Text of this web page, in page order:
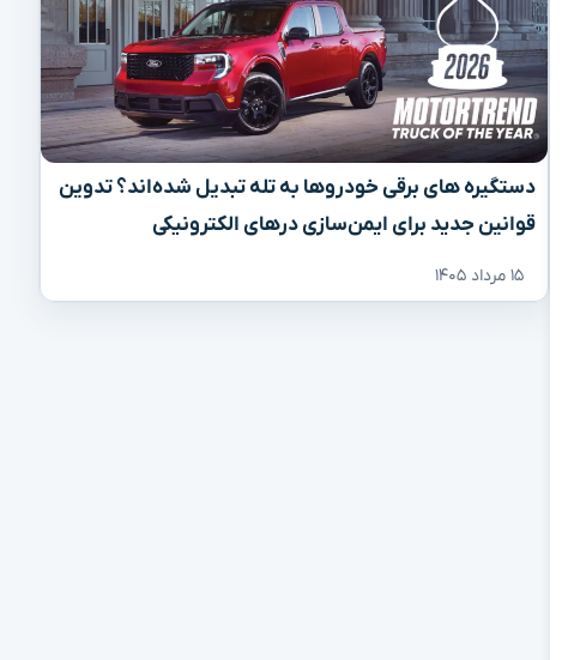
دستگیره‌ های برقی خودروها به تله تبدیل شده‌اند؟ تدوین
قوانین جدید برای ایمن‌سازی درهای الکترونیکی
۱۵ مرداد ۱۴۰۵